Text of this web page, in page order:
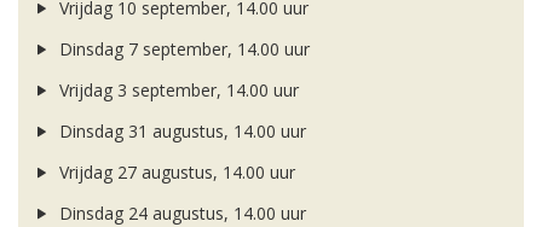
Vrijdag 10 september, 14.00 uur
Dinsdag 7 september, 14.00 uur
Vrijdag 3 september, 14.00 uur
Dinsdag 31 augustus, 14.00 uur
Vrijdag 27 augustus, 14.00 uur
Dinsdag 24 augustus, 14.00 uur